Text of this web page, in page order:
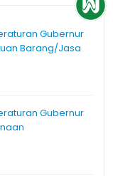
Gubernur
Barang/Jasa
Gubernur